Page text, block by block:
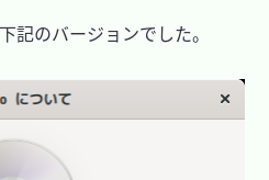
記のバージョンでした。